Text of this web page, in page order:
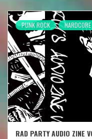
PUNK ROCK HARDCORE
RAD PARTY AUDIO ZINE